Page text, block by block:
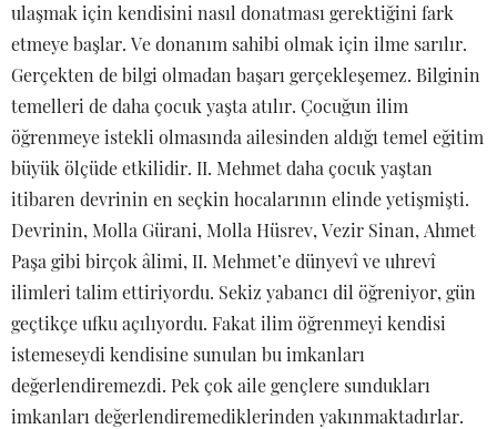
ulaşmak için kendisini nasıl donatması gerektiğini fark
etmeye başlar. Ve donanım sahibi olmak için ilme sarılır.
Gerçekten de bilgi olmadan başarı gerçekleşemez. Bilginin
temelleri de daha çocuk yaşta atılır. Çocuğun ilim
öğrenmeye istekli olmasında ailesinden aldığı temel eğitim
büyük ölçüde etkilidir. II. Mehmet daha çocuk yaştan
itibaren devrinin en seçkin hocalarının elinde yetişmişti.
Devrinin, Molla Gürani, Molla Hüsrev, Vezir Sinan, Ahmet
Paşa gibi birçok âlimi, II. Mehmet’e dünyevî ve uhrevî
ilimleri talim ettiriyordu. Sekiz yabancı dil öğreniyor, gün
geçtikçe ufku açılıyordu. Fakat ilim öğrenmeyi kendisi
istemeseydi kendisine sunulan bu imkanları
değerlendiremezdi. Pek çok aile gençlere sundukları
imkanları değerlendiremediklerinden yakınmaktadırlar.